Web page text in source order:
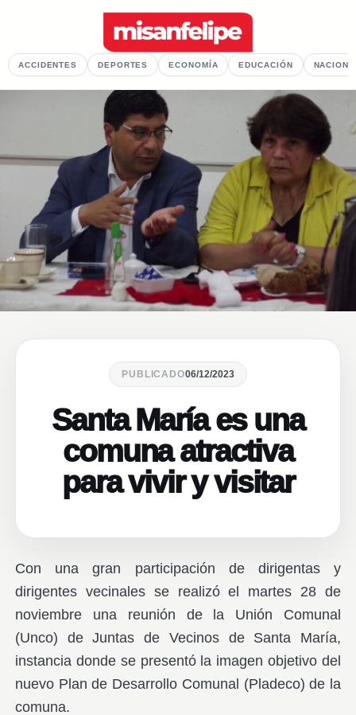
ACCIDENTES DEPORTES ECONOMÍA EDUCACIÓN
PUBLICADO06/12/2023
Santa María es una
comuna atractiva
para vivir y visitar
Con una gran participación de dirigentas y
dirigentes vecinales se realizó el martes 28 de
noviembre una reunión de la Unión Comunal
(Unco) de Juntas de Vecinos de Santa María,
instancia donde se presentó la imagen objetivo del
nuevo Plan de Desarrollo Comunal (Pladeco) de la
comuna.